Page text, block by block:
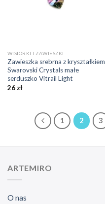
WISIORKI I ZAWIESZKI
Zawieszka srebrna z kryształkiem
Swarovski Crystals małe
serduszko Vitrail Light
26 zł
1 2 3
ARTEMIRO
O nas